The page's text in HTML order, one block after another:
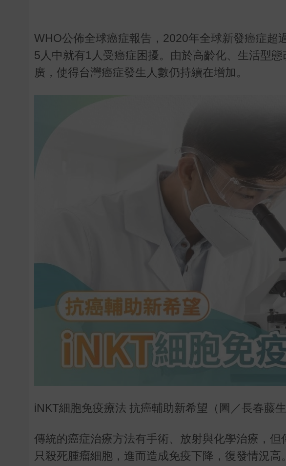
WHO公佈全球癌症報告，2020年全球新發癌症超
5人中就有1人受癌症困擾。由於高齡化、生活型
廣，使得台灣癌症發生人數仍持續在增加。
iNKT細胞免疫療法 抗癌輔助新希望（圖／長春藤生
傳統的癌症治療方法有手術、放射與化學治療，
只殺死腫瘤細胞，進而造成免疫下降，復發情況